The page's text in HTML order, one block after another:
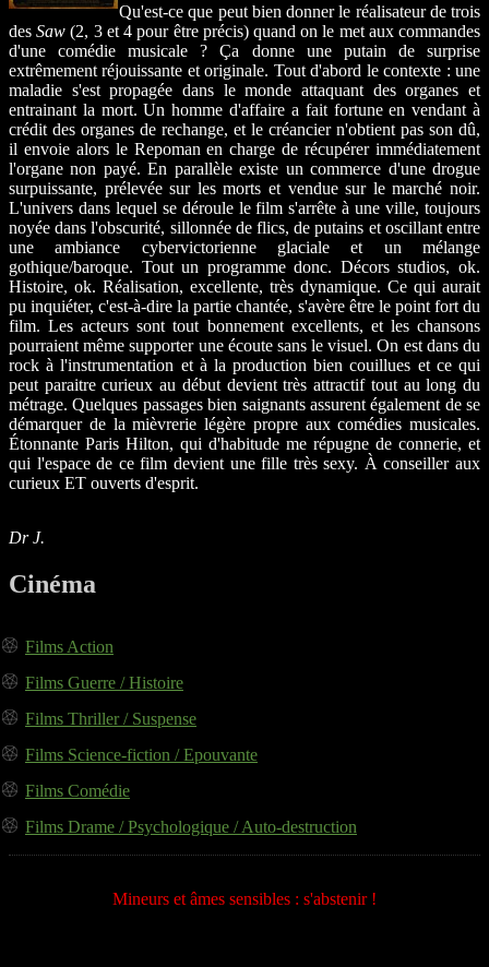
Qu'est-ce que peut bien donner le réalisateur de trois
desSaw (2, 3 et 4 pour être précis) quand on le met aux commandes
d'une comédie musicale ? Ça donne une putain de surprise
extrêmement réjouissante et originale. Tout d'abord le contexte : une
maladie s'est propagée dans le monde attaquant des organes et
entrainant la mort. Un homme d'affaire a fait fortune en vendant à
crédit des organes de rechange, et le créancier n'obtient pas son dû,
il envoie alors le Repoman en charge de récupérer immédiatement
l'organe non payé. En parallèle existe un commerce d'une drogue
surpuissante, prélevée sur les morts et vendue sur le marché noir.
L'univers dans lequel se déroule le film s'arrête à une ville, toujours
noyée dans l'obscurité, sillonnée de flics, de putains et oscillant entre
une ambiance cybervictorienne glaciale et un mélange
gothique/baroque. Tout un programme donc. Décors studios, ok.
Histoire, ok. Réalisation, excellente, très dynamique. Ce qui aurait
pu inquiéter, c'est-à-dire la partie chantée, s'avère être le point fort du
film. Les acteurs sont tout bonnement excellents, et les chansons
pourraient même supporter une écoute sans le visuel. On est dans du
rock à l'instrumentation et à la production bien couillues et ce qui
peut paraitre curieux au début devient très attractif tout au long du
métrage. Quelques passages bien saignants assurent également de se
démarquer de la mièvrerie légère propre aux comédies musicales.
Étonnante Paris Hilton, qui d'habitude me répugne de connerie, et
qui l'espace de ce film devient une fille très sexy. À conseiller aux
curieux ET ouverts d'esprit.
Dr J.
Cinéma
Films Action
Films Guerre / Histoire
Films Thriller / Suspense
Films Science-fiction / Epouvante
Films Comédie
Films Drame / Psychologique / Auto-destruction
Mineurs et âmes sensibles : s'abstenir !